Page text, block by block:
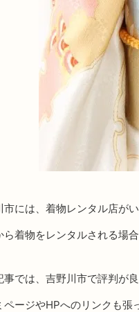
市には、着物レンタル店が
ら着物をレンタルされる場合
事では、吉野川市で評判が
ページやHPへのリンクも張